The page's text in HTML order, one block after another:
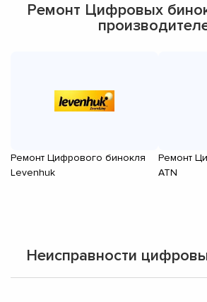
Ремонт Цифровых
Ремонт Цифрового бинокля
Levenhuk
Ремонт
ATN
Неисправности